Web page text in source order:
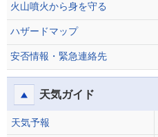
火山噴火から身を守る
ハザードマップ
安否情報・緊急連絡先
天気ガイド
天気予報